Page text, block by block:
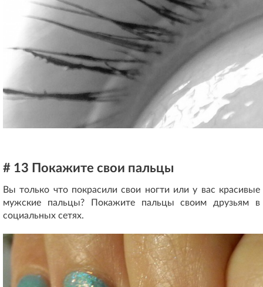
# 13 Покажите свои пальцы
Вы только что покрасили свои ногти или у вас красивые
мужские пальцы? Покажите пальцы своим друзьям в
социальных сетях.